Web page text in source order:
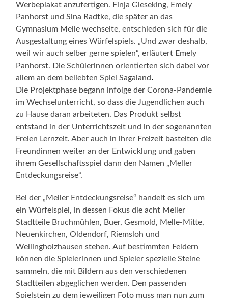
Werbeplakat anzufertigen. Finja Gieseking, Emely
Panhorst und Sina Radtke, die später an das
Gymnasium Melle wechselte, entschieden sich für die
Ausgestaltung eines Würfelspiels. „Und zwar deshalb,
weil wir auch selber gerne spielen“, erläutert Emely
Panhorst. Die Schülerinnen orientierten sich dabei vor
allem an dem beliebten Spiel Sagaland.
Die Projektphase begann infolge der Corona-Pandemie
im Wechselunterricht, so dass die Jugendlichen auch
zu Hause daran arbeiteten. Das Produkt selbst
entstand in der Unterrichtszeit und in der sogenannten
Freien Lernzeit. Aber auch in ihrer Freizeit bastelten die
Freundinnen weiter an der Entwicklung und gaben
ihrem Gesellschaftsspiel dann den Namen „Meller
Entdeckungsreise“.
Bei der „Meller Entdeckungsreise“ handelt es sich um
ein Würfelspiel, in dessen Fokus die acht Meller
Stadtteile Bruchmühlen, Buer, Gesmold, Melle-Mitte,
Neuenkirchen, Oldendorf, Riemsloh und
Wellingholzhausen stehen. Auf bestimmten Feldern
können die Spielerinnen und Spieler spezielle Steine
sammeln, die mit Bildern aus den verschiedenen
Stadtteilen abgeglichen werden. Den passenden
Spielstein zu dem jeweiligen Foto muss man nun zum